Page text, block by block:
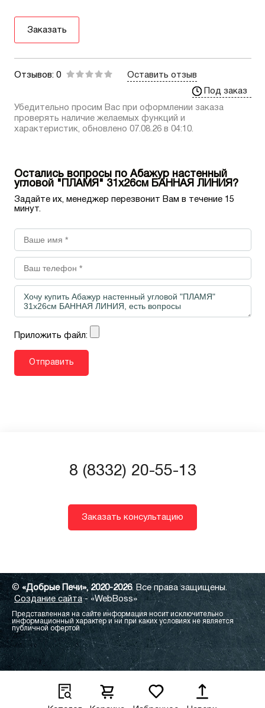
Заказать
Отзывов: 0
Оставить отзыв
Под заказ
Убедительно просим Вас при оформлении заказа
проверять наличие желаемых функций и
характеристик, обновлено 07.08.26 в 04:10.
Остались вопросы по Абажур настенный
угловой "ПЛАМЯ" 31х26см БАННАЯ ЛИНИЯ?
Задайте их, менеджер перезвонит Вам в течение 15
минут.
Приложить файл:
8 (8332) 20-55-13
Заказать консультацию
©«Добрые Печи», 2020-2026. Все права защищены.
Создание сайта- «WebBoss»
Представленная на сайте информация носит исключительно
информационный характер и ни при каких условиях не является
публичной офертой